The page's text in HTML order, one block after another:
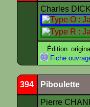
Charles
Édition
Fiche
394 Piboulette
Pierre